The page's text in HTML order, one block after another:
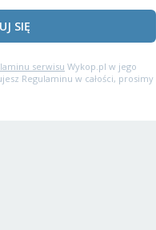
SIĘ
serwisu Wykop.pl w jego
Regulaminu w całości, prosimy